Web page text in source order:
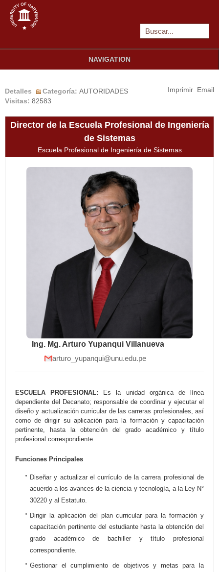
NAVIGATION
Imprimir Email
Detalles Categoría: AUTORIDADES
Visitas: 82583
Director de la Escuela Profesional de Ingeniería
de Sistemas
Escuela Profesional de Ingeniería de Sistemas
Ing. Mg. Arturo Yupanqui Villanueva
arturo_yupanqui@unu.edu.pe
ESCUELA PROFESIONAL: Es la unidad orgánica de línea
dependiente del Decanato; responsable de coordinar y ejecutar el
diseño y actualización curricular de las carreras profesionales, así
como de dirigir su aplicación para la formación y capacitación
pertinente, hasta la obtención del grado académico y título
profesional correspondiente.
Funciones Principales
Diseñar y actualizar el currículo de la carrera profesional de
acuerdo a los avances de la ciencia y tecnología, a la Ley N°
30220 y al Estatuto.
Dirigir la aplicación del plan curricular para la formación y
capacitación pertinente del estudiante hasta la obtención del
grado académico de bachiller y título profesional
correspondiente.
Gestionar el cumplimiento de objetivos y metas para la